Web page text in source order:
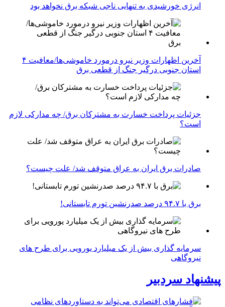
انرژی خورشیدی به تنهایی ناجی شبکه برق نخواهد بود
آخرین اظهارات وزیر نیرو درمورد خاموشی‌ها/معافیت ۴
استان جنوبی درگیر جنگ از قطعی برق
جزئیات پرداخت خسارت به مشترکان برق/ چه مدارکی لازم
است؟
صادرات برق ایران به عراق متوقف شد/ علت چیست؟
برق با ۹۴.۷ درصد صدرنشین تورم تابستانی!
سرمایه گذاری بیش از یک میلیارد یورویی برای طرح های
نیروگاهی
پیشنهاد سردبیر